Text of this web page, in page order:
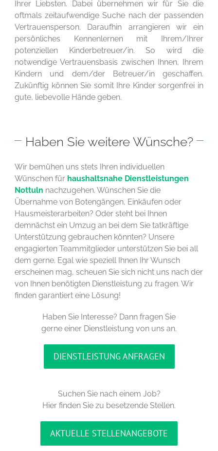
Ihrer Liebsten. Dabei übernehmen wir für Sie die
oftmals zeitaufwendige Suche nach der passenden
Vertrauensperson. Daraufhin arrangieren wir ein
persönliches Kennenlernen mit Ihrem/Ihrer
potenziellen Kinderbetreuer/in. So wird die
notwendige Vertrauensbasis zwischen Ihnen, Ihrem
Kindern und dem/der Betreuer/in geschaffen.
Zukünftig können Sie somit Ihre Kinder sorgenfrei in
gute, liebevolle Hände geben.
Haben Sie weitere Wünsche?
Wir bemühen uns stets Ihren individuellen
Wünschen für haushaltsnahe Dienstleistungen
Nottuln nachzugehen. Wünschen Sie die
Übernahme von Botengängen, Einkäufen oder
Hausmeisterarbeiten? Oder steht bei Ihnen
demnächst ein Umzug an bei dem Sie tatkräftige
Unterstützung gebrauchen könnten? Unsere
engagierten Teammitglieder unterstützen Sie bei all
dem gerne. Egal wie speziell Ihnen Ihr Wunsch
erscheinen mag, scheuen Sie sich nicht uns nach der
von Ihnen benötigten Dienstleistung zu fragen. Wir
finden garantiert eine Lösung!
Haben Sie Interesse? Dann fragen Sie
gerne einer Dienstleistung von uns an.
DIENSTLEISTUNG ANFRAGEN
Suchen Sie nach einem Job?
Hier finden Sie zu besetzende Stellen.
AKTUELLE STELLENANGEBOTE